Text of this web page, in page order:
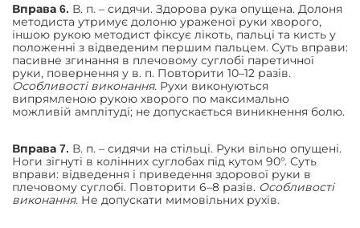
Вправа 6. В. п. – сидячи. Здорова рука опущена. Долоня
методиста утримує долоню ураженої руки хворого,
іншою рукою методист фіксує лікоть, пальці та кисть у
положенні з відведеним першим пальцем. Суть вправи:
пасивне згинання в плечовому суглобі паретичної
руки, повернення у в. п. Повторити 10–12 разів.
Особливості виконання. Рухи виконуються
випрямленою рукою хворого по максимально
можливій амплітуді; не допускається виникнення болю.
Вправа 7. В. п. – сидячи на стільці. Руки вільно опущені.
Ноги зігнуті в колінних суглобах під кутом 90°. Суть
вправи: відведення і приведення здорової руки в
плечовому суглобі. Повторити 6–8 разів. Особливості
виконання. Не допускати мимовільних рухів.